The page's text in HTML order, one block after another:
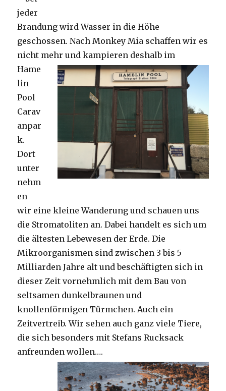
jeder
Brandung wird Wasser in die Höhe
geschossen. Nach Monkey Mia schaffen wir es
nicht mehr und kampieren deshalb im
Hame
lin
Pool
Carav
anpar
k.
Dort
unter
nehm
en
wir eine kleine Wanderung und schauen uns
die Stromatoliten an. Dabei handelt es sich um
die ältesten Lebewesen der Erde. Die
Mikroorganismen sind zwischen 3 bis 5
Milliarden Jahre alt und beschäftigten sich in
dieser Zeit vornehmlich mit dem Bau von
seltsamen dunkelbraunen und
knollenförmigen Türmchen. Auch ein
Zeitvertreib. Wir sehen auch ganz viele Tiere,
die sich besonders mit Stefans Rucksack
anfreunden wollen….